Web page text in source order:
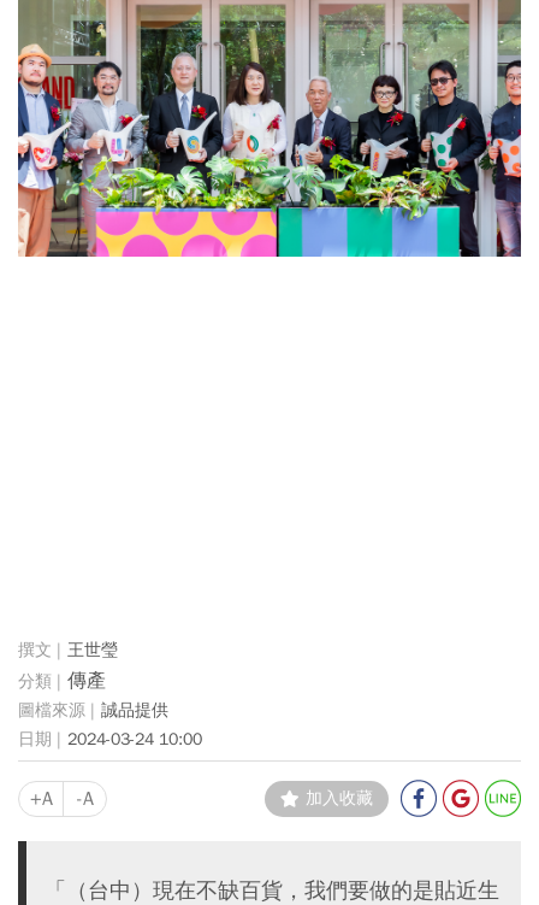
王世瑩
傳產
誠品提供
2024-03-24 10:00
+A -A 加入收藏
「（台中）現在不缺百貨，我們要做的是貼近生